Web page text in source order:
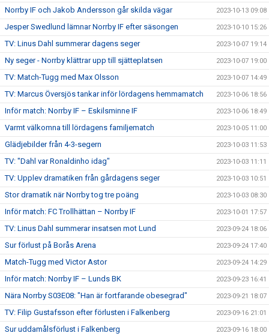
Norrby IF och Jakob Andersson går skilda vägar 2023-10-13 09:08
Jesper Swedlund lämnar Norrby IF efter säsongen 2023-10-10 15:26
TV: Linus Dahl summerar dagens seger 2023-10-07 19:14
Ny seger - Norrby klättrar upp till sjätteplatsen 2023-10-07 19:00
TV: Match-Tugg med Max Olsson 2023-10-07 14:49
TV: Marcus Översjös tankar inför lördagens hemmamatch 2023-10-06 18:56
Inför match: Norrby IF – Eskilsminne IF 2023-10-06 18:49
Varmt välkomna till lördagens familjematch 2023-10-05 11:00
Glädjebilder från 4-3-segern 2023-10-03 11:53
TV: "Dahl var Ronaldinho idag" 2023-10-03 11:11
TV: Upplev dramatiken från gårdagens seger 2023-10-03 10:51
Stor dramatik när Norrby tog tre poäng 2023-10-03 08:30
Inför match: FC Trollhättan – Norrby IF 2023-10-01 17:57
TV: Linus Dahl summerar insatsen mot Lund 2023-09-24 18:06
Sur förlust på Borås Arena 2023-09-24 17:40
Match-Tugg med Victor Astor 2023-09-24 14:29
Inför match: Norrby IF – Lunds BK 2023-09-23 16:41
Nära Norrby S03E08: "Han är fortfarande obesegrad" 2023-09-21 18:07
TV: Filip Gustafsson efter förlusten i Falkenberg 2023-09-16 21:01
Sur uddamålsförlust i Falkenberg 2023-09-16 18:00